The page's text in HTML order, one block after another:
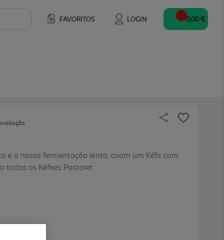
FAVORITOS LOGIN 0,00 €
e a nossa fermentação lenta, criam um Kéfir com
todos os Kéfires Pastoret